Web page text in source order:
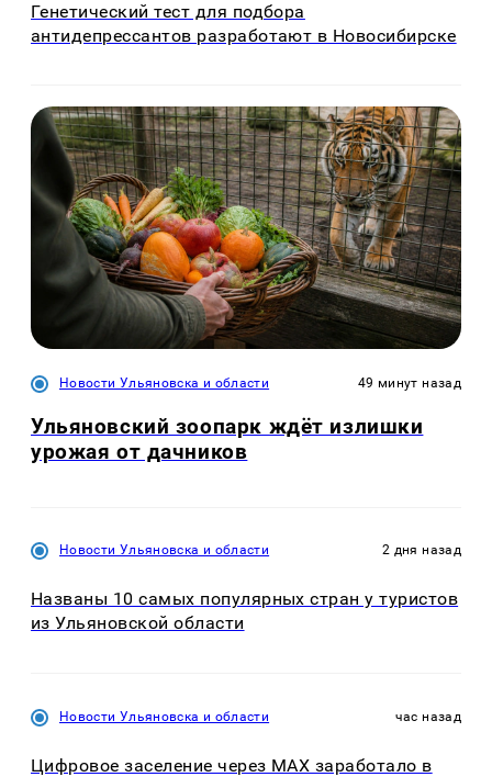
Генетический тест для подбора
антидепрессантов разработают в Новосибирске
Новости Ульяновска и области 49 минут назад
Ульяновский зоопарк ждёт излишки
урожая от дачников
Новости Ульяновска и области 2 дня назад
Названы 10 самых популярных стран у туристов
из Ульяновской области
Новости Ульяновска и области час назад
Цифровое заселение через MAX заработало в